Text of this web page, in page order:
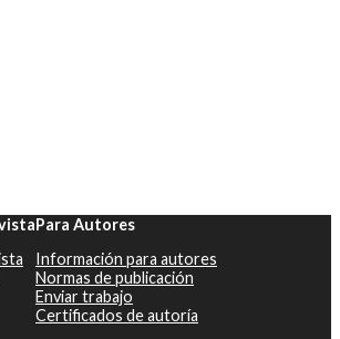
Para Autores
Información para autores
Normas de publicación
Enviar trabajo
Certificados de autoría